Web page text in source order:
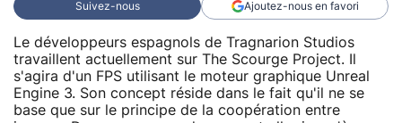
Suivez-nous Ajoutez-nous en favori
Le développeurs espagnols de Tragnarion Studios
travaillent actuellement sur The Scourge Project. Il
s'agira d'un FPS utilisant le moteur graphique Unreal
Engine 3. Son concept réside dans le fait qu'il ne se
base que sur le principe de la coopération entre